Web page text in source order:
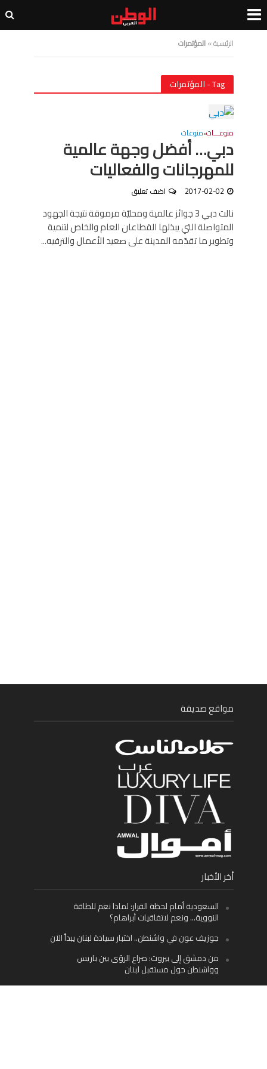
الرئيسية»المؤتمرات
Tag - المؤتمرات
منوعـــات•منوعات
دبي… أفضل وجهة عالمية
للمهرجانات والفعاليات
2017-02-02 اضف تعليق
نالت دبي 3 جوائز عالمية ومحليّة مرموقة نتيجة الجهود
المتواصلة التي يبذلها القطاعان العام والخاص لتنمية
وتطوير ما تقدّمه المدينة على صعيد الأعمال والترفيه...
مواقع صديقة
أخر الأخبار
السعودية أمام لحظة القرار: لماذا نعم للطاقة
النووية… ونعم لاتفاقيات أبراهام؟
جوزيف عون في واشنطن.. اختبار سيادة لبنان يبدأ الآن
من دمشق إلى بيروت: صراع الرؤى بين باريس
وواشنطن حول مستقبل لبنان
اليسار اللبناني «اليقظ» وسيادة الدولة: لماذا يُعدّ نزع